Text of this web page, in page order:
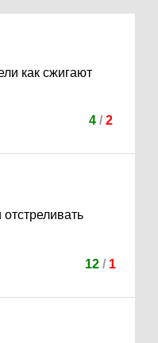
как сжигают
4/ 2
12 / 1